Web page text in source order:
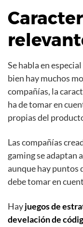
Se habla en
bien hay muchos
compañías, la
ha de tomar en
propias del
Las compañías
gaming se adaptan
aunque hay puntos
debe tomar en
Hayjuegos de
develación de